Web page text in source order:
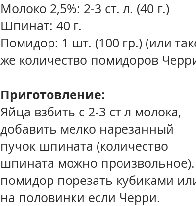
Молоко 2,5%: 2-3 ст. л. (40 г.)
Шпинат: 40 г.
Помидор: 1 шт. (100 гр.) (или
же количество помидоров
Приготовление:
Яйца взбить с 2-3 ст л молока,
добавить мелко нарезанный
пучок шпината (количество
шпината можно произвольное).
помидор порезать кубиками
на половинки если Черри.